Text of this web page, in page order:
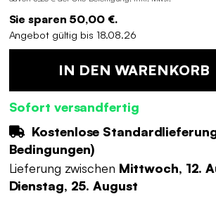
Sie sparen 50,00 €.
Angebot gültig bis 18.08.26
IN DEN WARENKORB
Sofort versandfertig
Kostenlose
Bedingungen)
Lieferung zwischen Mittwoch, 12.
Dienstag, 25. August